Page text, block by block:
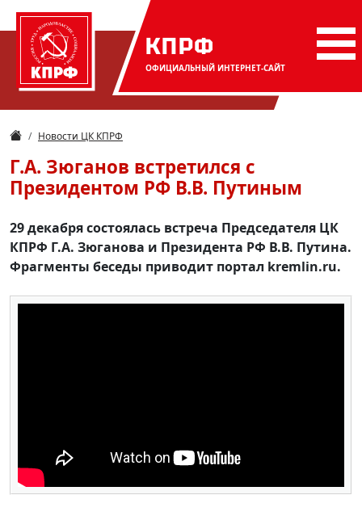
КПРФ
ОФИЦИАЛЬНЫЙ ИНТЕРНЕТ-САЙТ
Новости ЦК КПРФ
Г.А. Зюганов встретился с
Президентом РФ В.В. Путиным
29 декабря состоялась встреча Председателя ЦК
КПРФ Г.А. Зюганова и Президента РФ В.В. Путина.
Фрагменты беседы приводит портал kremlin.ru.